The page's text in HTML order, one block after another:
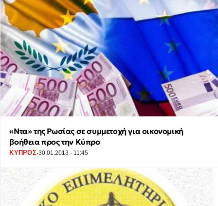
«Ντα» της Ρωσίας σε συμμετοχή για οικονομική
βοήθεια προς την Κύπρο
ΚΥΠΡΟΣ·30.01.2013 - 11:45